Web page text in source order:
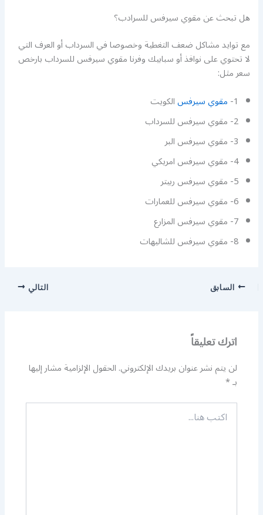
هل تبحث عن مقوي سيرفس للسرادب؟
مع توايد مشاكل ضعف التغطية وخصوصا في السرداب أو العرف التي
لا تحتوي على نوافذ أو سبابيك وفرنا مقوي سيرفس للسرداب بارخص
سعر مثل:
1- مقوي سيرفسالكويت
2- مقوي سيرفس للسرداب
3- مقوي سيرفس البر
4- مقوي سيرفس امريكي
5- مقوي سيرفس ربيتر
6- مقوي سيرفس للعمارات
7- مقوي سيرفس المزارع
8- مقوي سيرفس للشاليهات
السابق التالي
اترك تعليقاً
لن يتم نشر عنوان بريدك الإلكتروني.الحقول الإلزامية مشار إليها
بـ*
اكتب
هنا...